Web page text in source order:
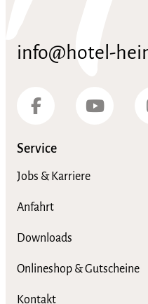
info@hotel-
Service
Jobs & Karriere
Anfahrt
Downloads
Onlineshop & Gutscheine
Kontakt